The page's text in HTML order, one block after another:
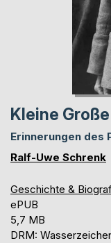
Kleine
Erinnerungen des
Ralf-Uwe Schrenk
Geschichte &
ePUB
5,7 MB
DRM: